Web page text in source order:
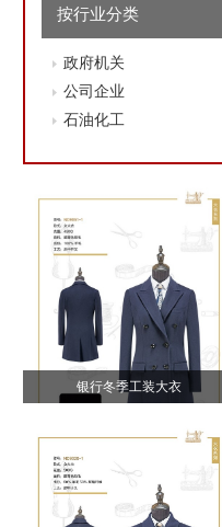
按行业分类
政府机关
公司企业
石油化工
银行冬季工装大衣